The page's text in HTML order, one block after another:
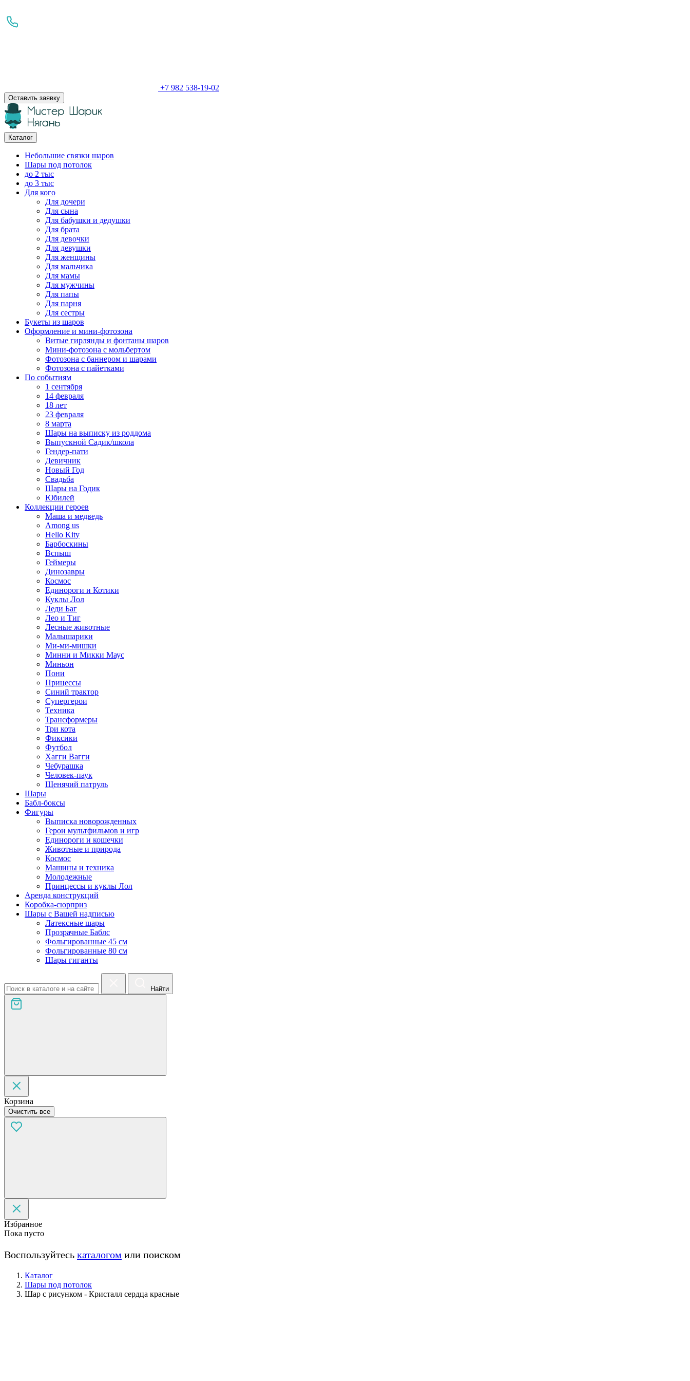
+7 982 538-19-02
Оставить заявку
Каталог
Небольшие связки шаров
Шары под потолок
до 2 тыс
до 3 тыс
Для кого
Для дочери
Для сына
Для бабушки и дедушки
Для брата
Для девочки
Для девушки
Для женщины
Для мальчика
Для мамы
Для мужчины
Для папы
Для парня
Для сестры
Букеты из шаров
Оформление и мини‑фотозона
Витые гирлянды и фонтаны шаров
Мини-фотозона с мольбертом
Фотозона с баннером и шарами
Фотозона с пайетками
По событиям
1 сентября
14 февраля
18 лет
23 февраля
8 марта
Шары на выписку из роддома
Выпускной Садик/школа
Гендер-пати
Девичник
Новый Год
Свадьба
Шары на Годик
Юбилей
Коллекции героев
Маша и медведь
Among us
Hello Kity
Барбоскины
Вспыш
Геймеры
Динозавры
Космос
Единороги и Котики
Куклы Лол
Леди Баг
Лео и Тиг
Лесные животные
Малышарики
Ми-ми-мишки
Минни и Микки Маус
Миньон
Пони
Прицессы
Синий трактор
Супергерои
Техника
Трансформеры
Три кота
Фиксики
Футбол
Хагги Вагги
Чебурашка
Человек-паук
Щенячий патруль
Шары
Бабл-боксы
Фигуры
Выписка новорожденных
Герои мультфильмов и игр
Единороги и кошечки
Животные и природа
Космос
Машины и техника
Молодежные
Принцессы и куклы Лол
Аренда конструкций
Коробка-сюрприз
Шары с Вашей надписью
Латексные шары
Прозрачные Баблс
Фольгированные 45 см
Фольгированные 80 см
Шары гиганты
Найти
Корзина
Очистить все
Избранное
Пока пусто
Воспользуйтесь каталогом или поиском
Каталог
Шары под потолок
Шар с рисунком - Кристалл сердца красные